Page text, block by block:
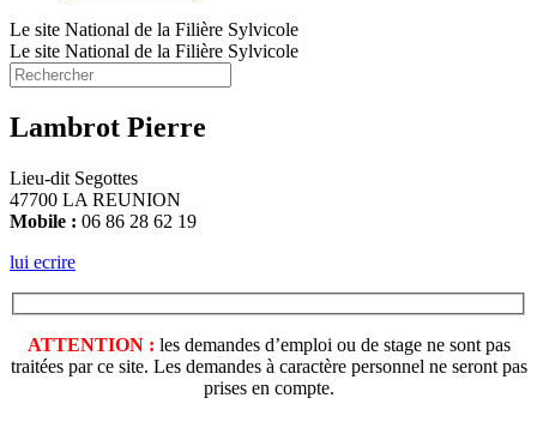
Le site National de la Filière Sylvicole
Le site National de la Filière Sylvicole
Lambrot Pierre
Lieu-dit Segottes
47700 LA REUNION
Mobile : 06 86 28 62 19
lui ecrire
ATTENTION : les demandes d’emploi ou de stage ne sont pas
traitées par ce site. Les demandes à caractère personnel ne seront pas
prises en compte.